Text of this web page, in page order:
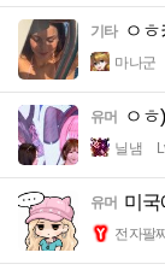
기타 ㅇ
마나군
유머 ㅇ
닐냄
유머 미국
전자팔찌